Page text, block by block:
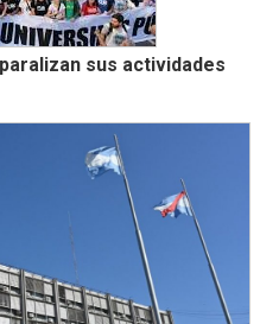
sus actividades